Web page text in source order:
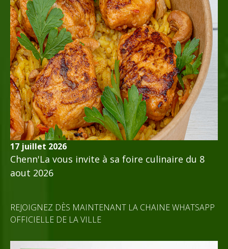
17 juillet 2026
Chenn'La vous invite à sa foire culinaire du 8
aout 2026
REJOIGNEZ DÈS MAINTENANT LA CHAINE WHATSAPP
OFFICIELLE DE LA VILLE